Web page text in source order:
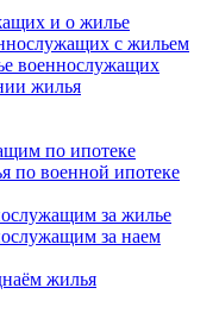
и о жилье
с жильем
военнослужащих
жилья
по ипотеке
по военной ипотеке
за жилье
за наем
жилья